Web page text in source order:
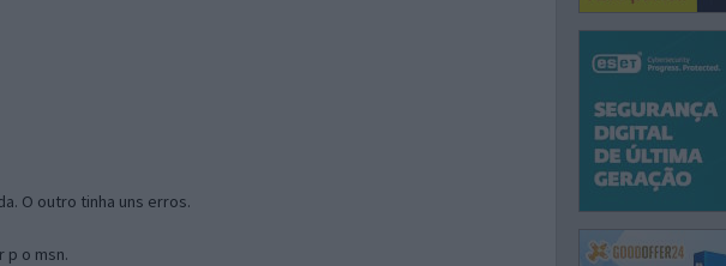
O outro tinha uns erros.
p o msn.